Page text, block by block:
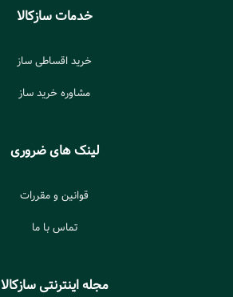
خدمات سازکالا
خرید اقساطی ساز
مشاوره خرید ساز
لینک های ضروری
قوانین و مقررات
تماس با ما
مجله اینترنتی سازکالا